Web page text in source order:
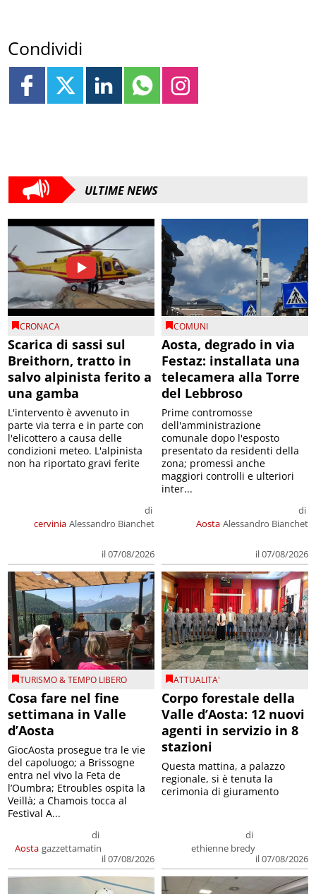
Condividi
ULTIME NEWS
CRONACA
Scarica di sassi sul
Breithorn, tratto in
salvo alpinista ferito a
una gamba
cervinia
di
Alessandro Bianchet
il 07/08/2026
L'intervento è avvenuto in
parte via terra e in parte con
l'elicottero a causa delle
condizioni meteo. L'alpinista
non ha riportato gravi ferite
COMUNI
Aosta, degrado in via
Festaz: installata una
telecamera alla Torre
del Lebbroso
Aosta
di
Alessandro Bianchet
il 07/08/2026
Prime contromosse
dell'amministrazione
comunale dopo l'esposto
presentato da residenti della
zona; promessi anche
maggiori controlli e ulteriori
inter...
TURISMO & TEMPO LIBERO
Cosa fare nel fine
settimana in Valle
d’Aosta
Aosta
di
gazzettamatin
il 07/08/2026
GiocAosta prosegue tra le vie
del capoluogo; a Brissogne
entra nel vivo la Feta de
l’Oumbra; Etroubles ospita la
Veillà; a Chamois tocca al
Festival A...
ATTUALITA'
Corpo forestale della
Valle d’Aosta: 12 nuovi
agenti in servizio in 8
stazioni
di
ethienne bredy
il 07/08/2026
Questa mattina, a palazzo
regionale, si è tenuta la
cerimonia di giuramento